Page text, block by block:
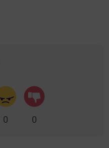
0 0